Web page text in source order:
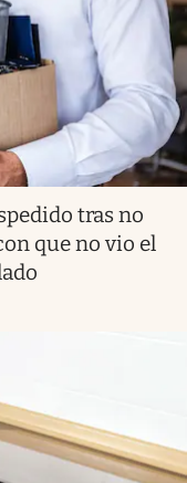
tras no
que no vio el